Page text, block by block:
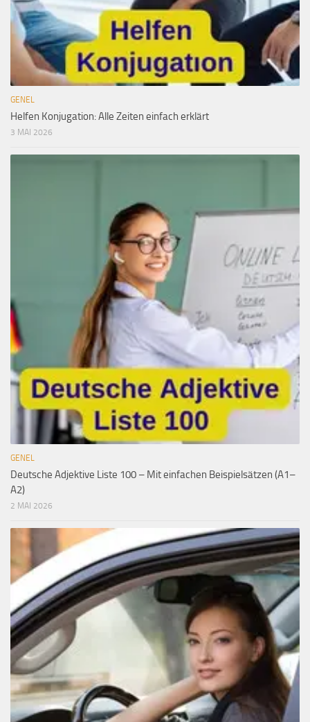
GENEL
Helfen Konjugation: Alle Zeiten einfach erklärt
3 MAI 2026
GENEL
Deutsche Adjektive Liste 100 – Mit einfachen Beispielsätzen (A1–
A2)
2 MAI 2026